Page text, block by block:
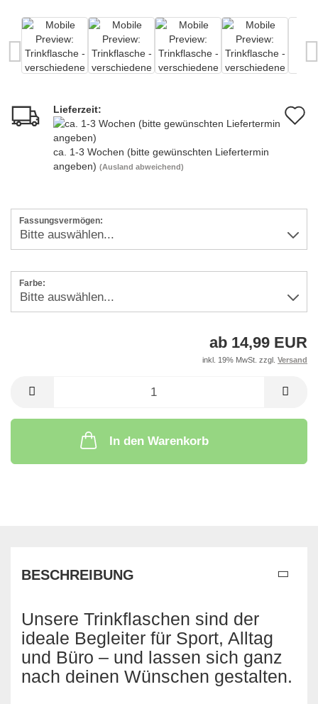
Lieferzeit:
ca. 1-3 Wochen (bitte gewünschten Liefertermin
angeben) (Ausland abweichend)
Fassungsvermögen:
Farbe:
ab 14,99 EUR
inkl. 19% MwSt. zzgl. Versand
In den Warenkorb
BESCHREIBUNG
Unsere Trinkflaschen sind der
ideale Begleiter für Sport, Alltag
und Büro – und lassen sich ganz
nach deinen Wünschen gestalten.